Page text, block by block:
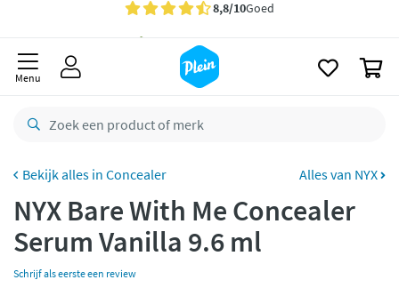
Gratisbezorging vanaf 35,- *
besteld,
Gratisretourneren
Betaal met Klarna
Menu
Concealer Alles van NYX
NYX Bare With Me Concealer
Serum Vanilla 9.6 ml
Schrijf als eerste een review